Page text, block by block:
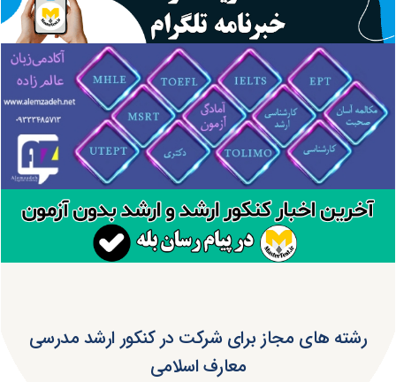
رشته های مجاز برای شرکت در کنکور ارشد مدرسی
معارف اسلامی